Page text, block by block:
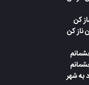
کن
ناز کن
به شهر